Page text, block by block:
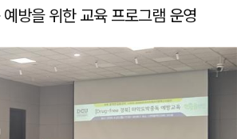
방을 위한 교육 프로그램 운영